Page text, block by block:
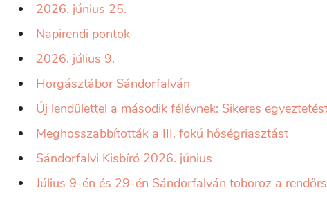
2026. június 25.
Napirendi pontok
2026. július 9.
Horgásztábor Sándorfalván
Új lendülettel a második félévnek: Sikeres
Meghosszabbították a III. fokú hőségriasztást
Sándorfalvi Kisbíró 2026. június
Július 9-én és 29-én Sándorfalván toboroz a